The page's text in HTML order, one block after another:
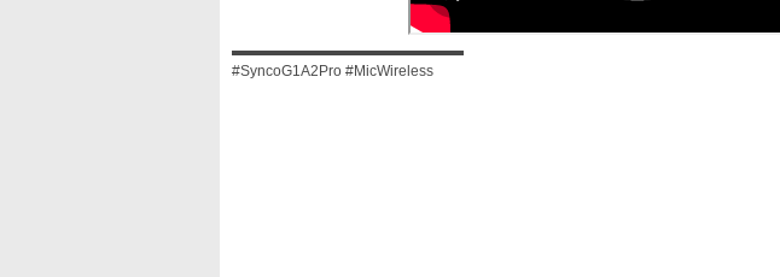
▬▬▬▬▬▬▬▬▬▬▬▬▬▬▬▬
#SyncoG1A2Pro #MicWireless